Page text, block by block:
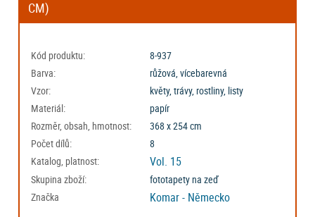
CM)
Kód produktu:
8-937
Barva:
růžová, vícebarevná
Vzor:
květy, trávy, rostliny, listy
Materiál:
papír
Rozměr, obsah, hmotnost:
368 x 254 cm
Počet dílů:
8
Katalog, platnost:
Vol. 15
Skupina zboží:
fototapety na zeď
Značka
Komar - Německo